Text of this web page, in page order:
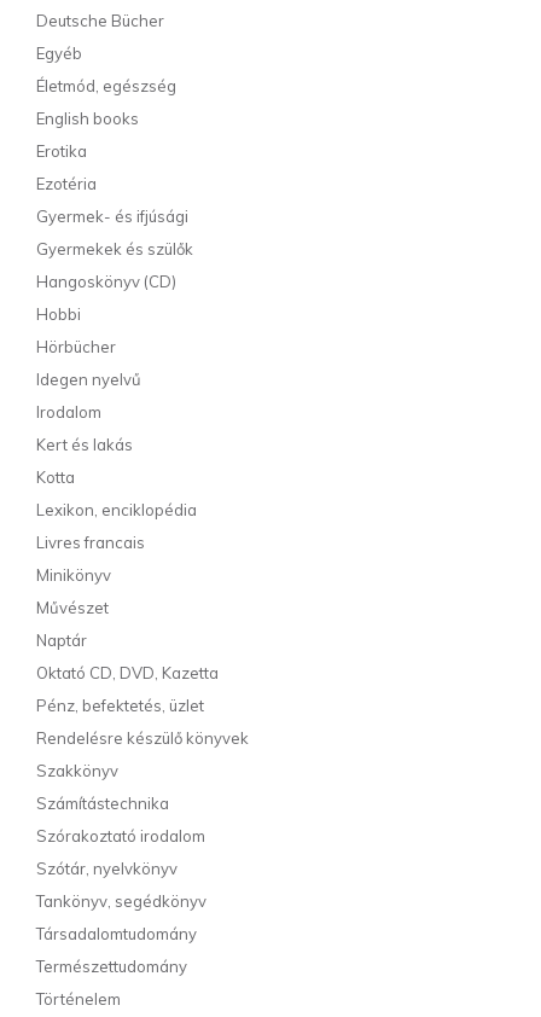
Deutsche Bücher
Egyéb
Életmód, egészség
English books
Erotika
Ezotéria
Gyermek- és ifjúsági
Gyermekek és szülők
Hangoskönyv (CD)
Hobbi
Hörbücher
Idegen nyelvű
Irodalom
Kert és lakás
Kotta
Lexikon, enciklopédia
Livres francais
Minikönyv
Művészet
Naptár
Oktató CD, DVD, Kazetta
Pénz, befektetés, üzlet
Rendelésre készülő könyvek
Szakkönyv
Számítástechnika
Szórakoztató irodalom
Szótár, nyelvkönyv
Tankönyv, segédkönyv
Társadalomtudomány
Természettudomány
Történelem